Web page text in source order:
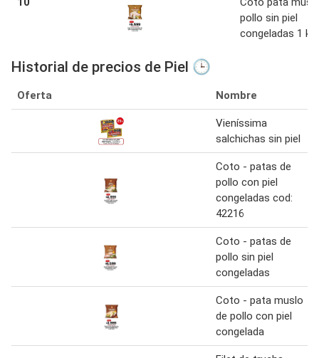
pollo sin piel
congeladas 1 kg
Historial de precios de Piel 🕒
Oferta Nombre
Vieníssima
salchichas sin piel
Coto - patas de
pollo con piel
congeladas cod:
42216
Coto - patas de
pollo sin piel
congeladas
Coto - pata muslo
de pollo con piel
congelada